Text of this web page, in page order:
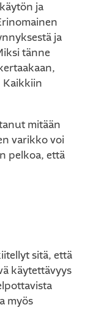
ja
ja
tänne
Kaikkiin
mitään
varikko voi
pelkoa, että
sitä, että
käytettävyys
myös